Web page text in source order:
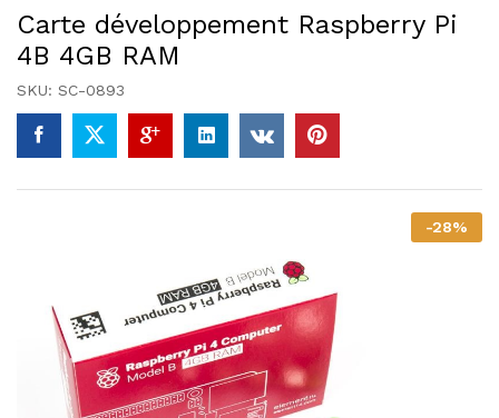
Carte développement Raspberry Pi
4B 4GB RAM
SKU: SC-0893
-28%